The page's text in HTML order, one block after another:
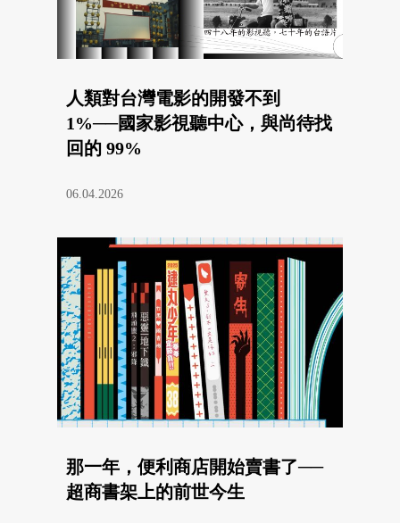
人類對台灣電影的開發不到
1%──國家影視聽中心，與尚待找
回的 99%
06.04.2026
那一年，便利商店開始賣書了──
超商書架上的前世今生